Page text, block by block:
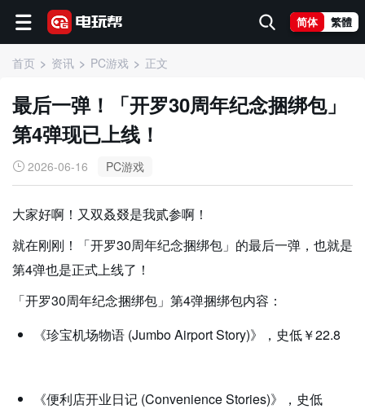
简体 繁體
首页 资讯 PC游戏 正文
最后一弹！「开罗30周年纪念捆绑包」
第4弹现已上线！
2026-06-16 PC游戏
大家好啊！又双叒叕是我贰参啊！
就在刚刚！「开罗30周年纪念捆绑包」的最后一弹，也就是
第4弹也是正式上线了！
「开罗30周年纪念捆绑包」第4弹捆绑包内容：
《珍宝机场物语 (Jumbo Airport Story)》，史低￥22.8
《便利店开业日记 (Convenience Stories)》，史低